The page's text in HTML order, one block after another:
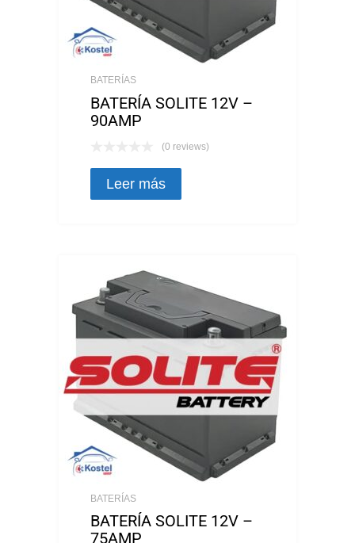
BATERÍAS
BATERÍA SOLITE 12V –
90AMP
(0 reviews)
Leer más
BATERÍAS
BATERÍA SOLITE 12V –
75AMP